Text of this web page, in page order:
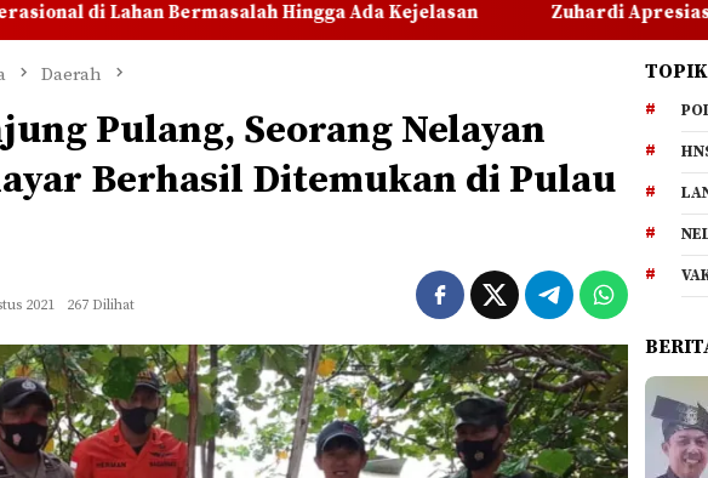
Hingga Ada Kejelasan Zuhardi Apresiasi Kehadiran Pekerja PT CSA
Daerah
Pulang, Seorang Nelayan
Berhasil Ditemukan di Pulau
2021
267 Dilihat